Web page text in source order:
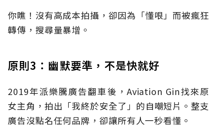
你瞧！沒有高成本拍攝，卻因為「懂哏」而被瘋狂
轉傳，搜尋量暴增。
原則3：幽默要準，不是快就好
2019年派樂騰廣告翻車後，Aviation Gin找來原
女主角，拍出「我終於安全了」的自嘲短片。整支
廣告沒點名任何品牌，卻讓所有人一秒看懂。